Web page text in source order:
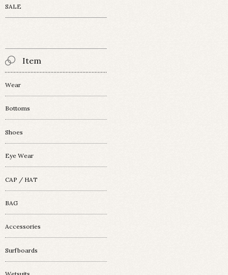
SALE
Item
Wear
Bottoms
Shoes
Eye Wear
CAP / HAT
BAG
Accessories
Surfboards